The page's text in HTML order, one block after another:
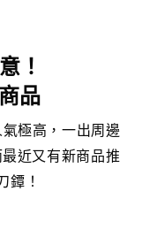
！
品
極高，一出周邊
近又有新商品推
鐔！